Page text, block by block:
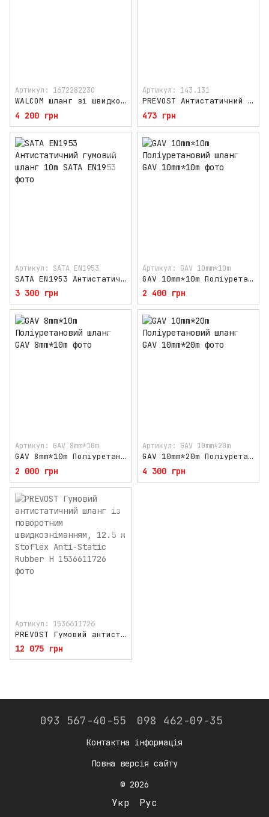
Артикул: 1672282230
WALCOM шланг зі швидкозніманням, 10 м Італія
4 200 грн
Артикул: 143.131
PREVOST Антистатичний гумовий шланг 1м
473 грн
Артикул: SATA EN1953
SATA EN1953 Антистатичний гумовий шланг 10m
3 300 грн
Артикул: GAV 10mm*10m
GAV 10mm*10m Поліуретановий шланг
2 400 грн
Артикул: GAV 8mm*10m
GAV 8mm*10m Поліуретановий шланг
2 000 грн
Артикул: GAV 10mm*20m
GAV 10mm*20m Поліуретановий шланг
4 300 грн
Артикул: 1536611726
PREVOST Гумовий антистатичний шланг із поворотним швидкозніманням, 12.5 м Stoflex Anti-Static Rubber H
12 075 грн
093 567-40-55 098 462-09-35
Контактна інформація
Повна версія сайту
© 2026
Укр Рус